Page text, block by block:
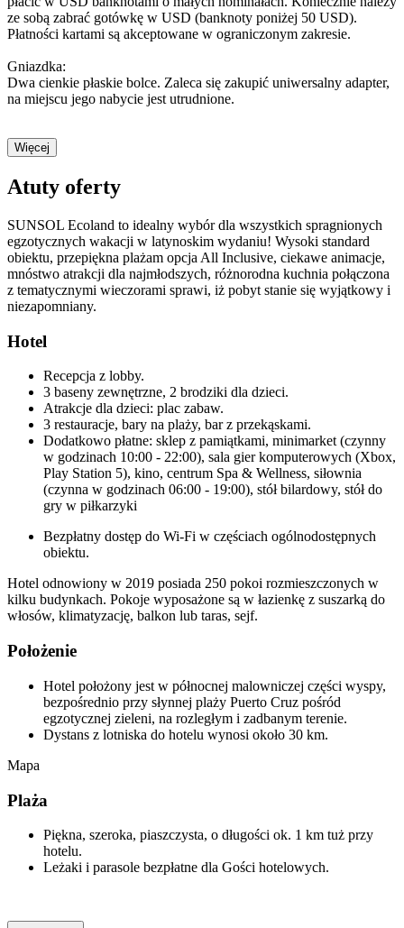
ze sobą zabrać gotówkę w USD (banknoty poniżej 50 USD).
Płatności kartami są akceptowane w ograniczonym zakresie.
Gniazdka:
Dwa cienkie płaskie bolce. Zaleca się zakupić uniwersalny adapter,
na miejscu jego nabycie jest utrudnione.
Więcej
Atuty oferty
SUNSOL Ecoland to idealny wybór dla wszystkich spragnionych
egzotycznych wakacji w latynoskim wydaniu! Wysoki standard
obiektu, przepiękna plażam opcja All Inclusive, ciekawe animacje,
mnóstwo atrakcji dla najmłodszych, różnorodna kuchnia połączona
z tematycznymi wieczorami sprawi, iż pobyt stanie się wyjątkowy i
niezapomniany.
Hotel
Recepcja z lobby.
3 baseny zewnętrzne, 2 brodziki dla dzieci.
Atrakcje dla dzieci: plac zabaw.
3 restauracje, bary na plaży, bar z przekąskami.
Dodatkowo płatne: sklep z pamiątkami, minimarket (czynny
w godzinach 10:00 - 22:00), sala gier komputerowych (Xbox,
Play Station 5), kino, centrum Spa & Wellness, siłownia
(czynna w godzinach 06:00 - 19:00), stół bilardowy, stół do
gry w piłkarzyki
Bezpłatny dostęp do Wi-Fi w częściach ogólnodostępnych
obiektu.
Hotel odnowiony w 2019 posiada 250 pokoi rozmieszczonych w
kilku budynkach. Pokoje wyposażone są w łazienkę z suszarką do
włosów, klimatyzację, balkon lub taras, sejf.
Położenie
Hotel położony jest w północnej malowniczej części wyspy,
bezpośrednio przy słynnej plaży Puerto Cruz pośród
egzotycznej zieleni, na rozległym i zadbanym terenie.
Dystans z lotniska do hotelu wynosi około 30 km.
Mapa
Plaża
Piękna, szeroka, piaszczysta, o długości ok. 1 km tuż przy
hotelu.
Leżaki i parasole bezpłatne dla Gości hotelowych.